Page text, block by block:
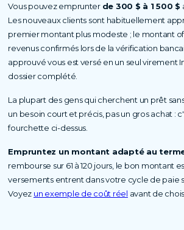
Vous pouvez emprunter de 300 $ à 1 500 $
Les nouveaux clients sont habituellement
premier montant plus modeste ; le montant
revenus confirmés lors de la vérification
approuvé vous est versé en un seul virement
dossier complété.
La plupart des gens qui cherchent un prêt
un besoin court et précis, pas un gros achat :
fourchette ci-dessus.
Empruntez un montant adapté au
rembourse sur 61 à 120 jours, le bon montant
versements entrent dans votre cycle de paie
Voyez un exemple de coût réel avant de